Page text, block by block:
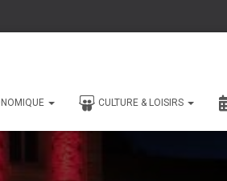
CULTURE & LOISIRS